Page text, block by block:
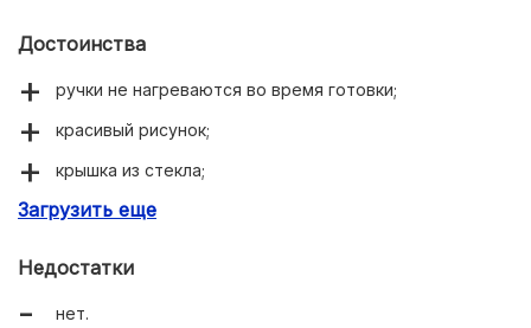
Достоинства
ручки не нагреваются во время готовки;
красивый рисунок;
крышка из стекла;
компактные размеры, несмотря на наличие 3 уровней.
Загрузить еще
Недостатки
нет.